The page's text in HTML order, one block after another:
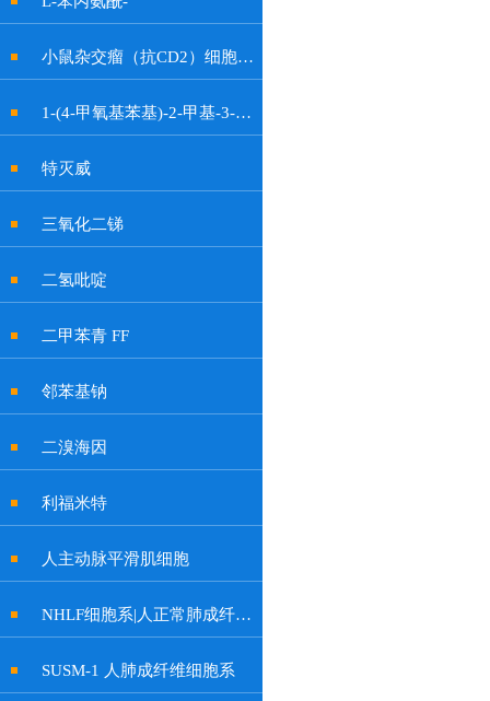
小鼠杂交瘤（抗CD2）细胞OKT11
1-(4-甲氧基苯基)-2-甲基-3-硝基-1H-吲哚-6-醇
特灭威
三氧化二锑
二氢吡啶
二甲苯青 FF
邻苯基钠
二溴海因
利福米特
人主动脉平滑肌细胞
NHLF细胞系|人正常肺成纤维细胞
SUSM-1 人肺成纤维细胞系